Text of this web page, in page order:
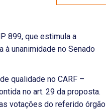
899, que estimula a
unanimidade no Senado
qualidade no CARF –
no art. 29 da proposta.
votações do referido órgão